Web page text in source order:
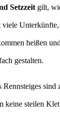
Setzzeit gilt,
viele
heißen
gestalten.
Rennsteiges sind
keine steilen